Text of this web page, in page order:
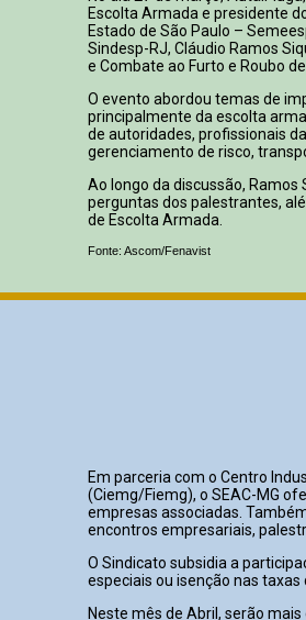
Escolta Armada e presidente
Estado de São Paulo –
Sindesp-RJ, Cláudio Ramos
e Combate ao Furto e Roubo
O evento abordou temas de
principalmente da escolta
de autoridades, profissionais
gerenciamento de risco,
Ao longo da discussão,
perguntas dos palestrantes,
de Escolta Armada.
Fonte: Ascom/Fenavist
Em parceria com o Centro
(Ciemg/Fiemg), o SEAC-MG
empresas associadas.
encontros empresariais,
O Sindicato subsidia a
especiais ou isenção nas taxas
Neste mês de Abril, serão